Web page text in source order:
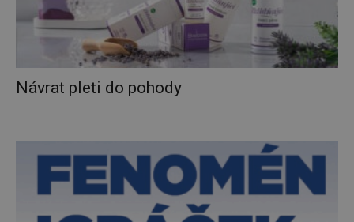
Návrat pleti do pohody